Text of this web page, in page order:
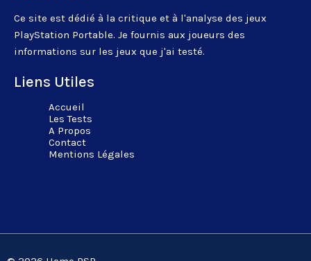
Ce site est dédié à la critique et à l'analyse des jeux
PlayStation Portable. Je fournis aux joueurs des
informations sur les jeux que j'ai testé.
Liens Utiles
Accueil
Les Tests
A Propos
Contact
Mentions Légales